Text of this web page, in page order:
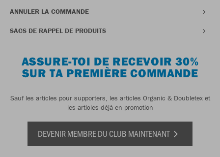
ANNULER LA COMMANDE
SACS DE RAPPEL DE PRODUITS
ASSURE-TOI DE RECEVOIR 30%
SUR TA PREMIÈRE COMMANDE
Sauf les articles pour supporters, les articles Organic & Doubletex et
les articles déjà en promotion
DEVENIR MEMBRE DU CLUB MAINTENANT